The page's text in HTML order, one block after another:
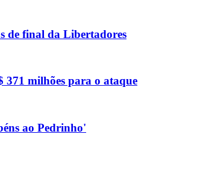
de final da Libertadores
371 milhões para o ataque
ao Pedrinho'